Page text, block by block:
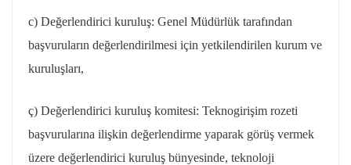
c) Değerlendirici kuruluş: Genel Müdürlük tarafından
başvuruların değerlendirilmesi için yetkilendirilen kurum ve
kuruluşları,
ç) Değerlendirici kuruluş komitesi: Teknogirişim rozeti
başvurularına ilişkin değerlendirme yaparak görüş vermek
üzere değerlendirici kuruluş bünyesinde, teknoloji